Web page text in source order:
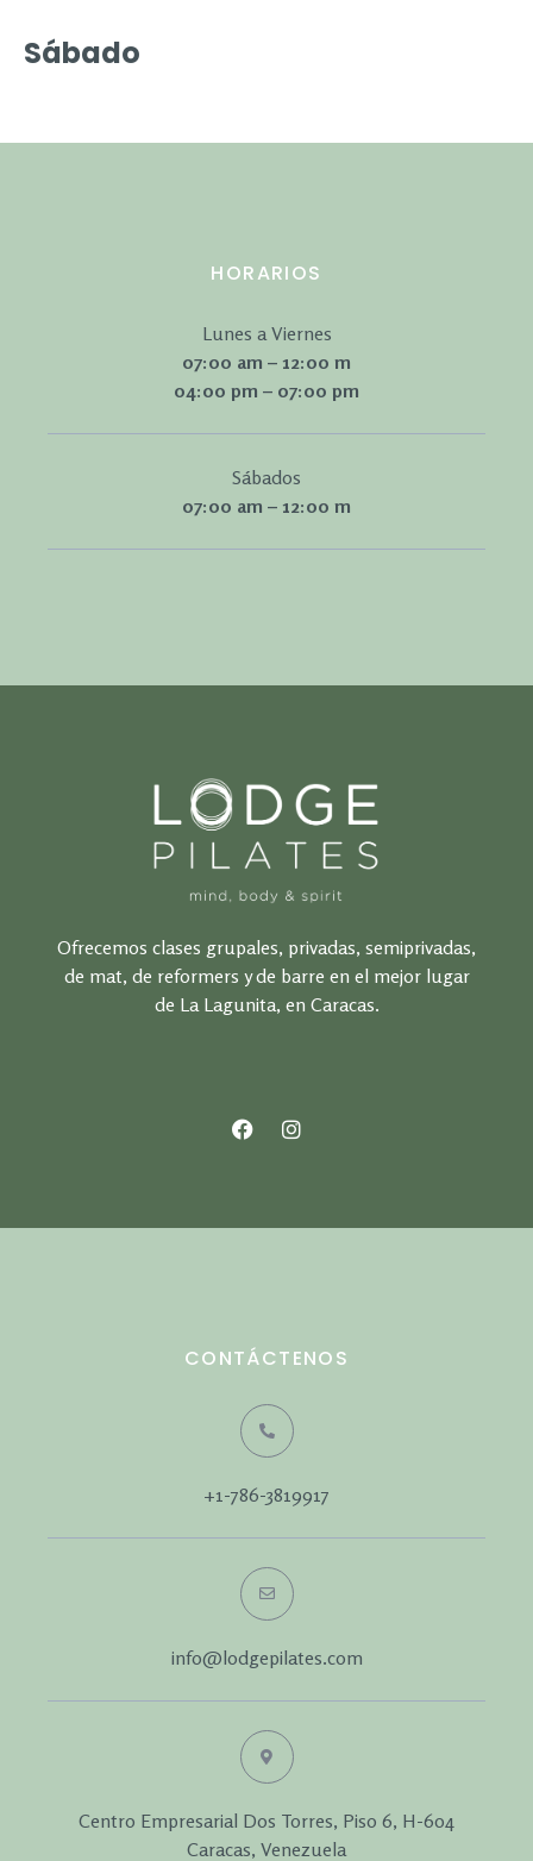
Sábado
HORARIOS
Lunes a Viernes
07:00 am – 12:00 m
04:00 pm – 07:00 pm
Sábados
07:00 am – 12:00 m
Ofrecemos clases grupales, privadas, semiprivadas,
de mat, de reformers y de barre en el mejor lugar
de La Lagunita, en Caracas.
CONTÁCTENOS
+1-786-3819917
info@lodgepilates.com
Centro Empresarial Dos Torres, Piso 6, H-604
Caracas, Venezuela